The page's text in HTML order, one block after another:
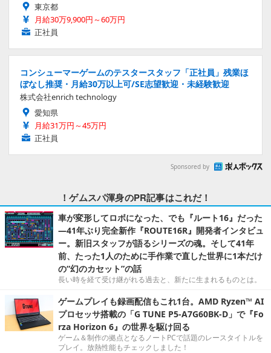
東京都
月給30万9,900円～60万円
正社員
コンシューマーゲームのテスタースタッフ「正社員」残業ほ
ぼなし推奨・月給30万以上可/SE志望歓迎・未経験歓迎
株式会社enrich technology
愛知県
月給31万円～45万円
正社員
Sponsored by
！ゲムスパ渾身のPR記事はこれだ！
車が変形してロボになった、でも『ルート16』だった
―41年ぶり完全新作『ROUTE16R』開発者インタビュ
ー。新旧スタッフが語るシリーズの魂。そして41年
前、たった1人のために手作業で直した世界に1本だけ
の“幻のカセット”の話
長い時を経て受け継がれる過去と、新たに生まれるものとは。
ゲームプレイも録画配信もこれ1台。AMD Ryzen™ AI
プロセッサ搭載の「G TUNE P5-A7G60BK-D」で『Fo
rza Horizon 6』の世界を駆け回る
ゲーム＆制作の拠点となるノートPCで話題のレースタイトルを
プレイ。放熱性能もチェックしました！